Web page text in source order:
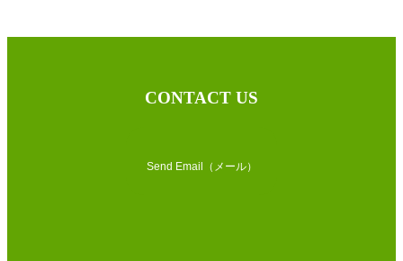
CONTACT US
Send Email（メール）